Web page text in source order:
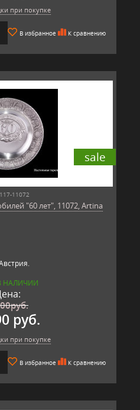
при покупке
В избранное К сравнению
sale
11072
"60 лет", 11072, Artina
НАЛИЧИИ
руб.
руб.
при покупке
В избранное К сравнению